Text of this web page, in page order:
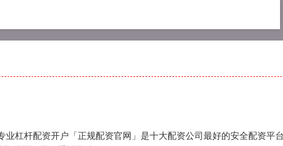
杠杆配资开户「正规配资官网」是十大配资公司最好的安全配资平